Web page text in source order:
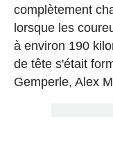
complètement
lorsque les
à environ 190
de tête s'était
Gemperle, Alex